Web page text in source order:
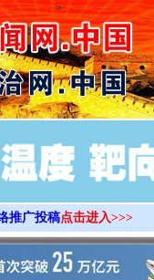
>
推广投稿点击进入>>>